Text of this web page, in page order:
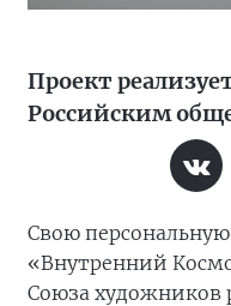
Проект
Российским
Свою
«Внутренний
Союза художников